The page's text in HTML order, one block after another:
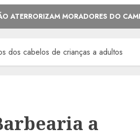
ATERRORIZAM MORADORES DO
dos cabelos de crianças a adultos
a